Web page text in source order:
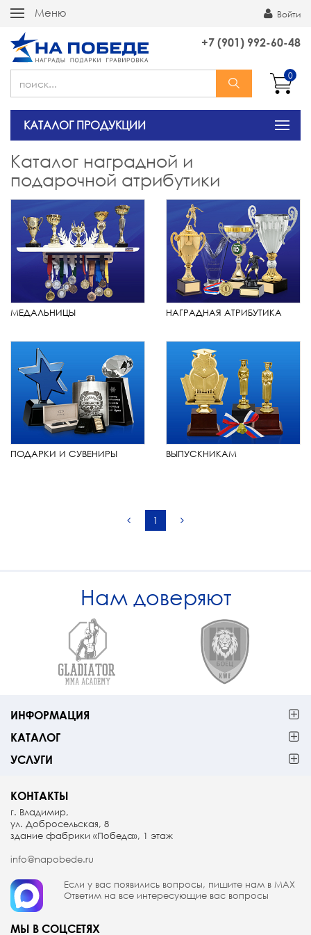
Меню Войти
+7 (901) 992-60-48
0
КАТАЛОГ ПРОДУКЦИИ
Каталог наградной и
подарочной атрибутики
МЕДАЛЬНИЦЫ НАГРАДНАЯ АТРИБУТИКА
ПОДАРКИ И СУВЕНИРЫ ВЫПУСКНИКАМ
1
Нам доверяют
ИНФОРМАЦИЯ
КАТАЛОГ
УСЛУГИ
КОНТАКТЫ
г. Владимир,
ул. Добросельская, 8
здание фабрики «Победа», 1 этаж
info@napobede.ru
Если у вас появились вопросы, пишите нам в МАX
Ответим на все интересующие вас вопросы
МЫ В СОЦСЕТЯХ